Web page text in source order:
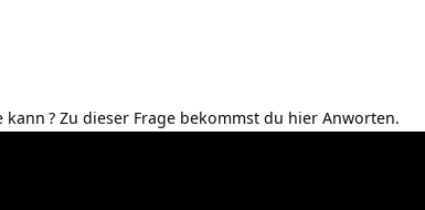
kann? Zu dieser Frage bekommst du hier Anworten.